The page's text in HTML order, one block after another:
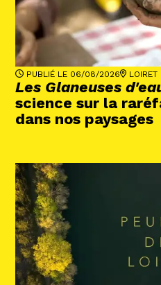
PUBLIÉ LE 06/08/2026 LOIRET
Les Glaneuses
science sur la
dans nos paysages
Abonnez-vous !
N La Newsletter
Les dernières
patrimoine mondial
dans votre boîte mail.